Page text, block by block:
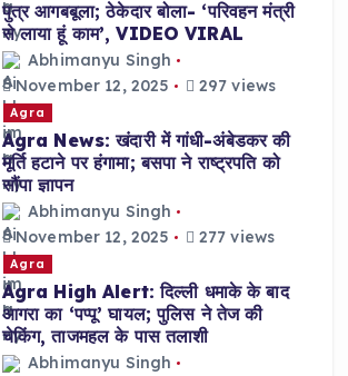
पुत्र आगबबूला; ठेकेदार बोला- ‘परिवहन मंत्री
से लाया हूं काम’, VIDEO VIRAL
Abhimanyu Singh
November 12, 2025
297 views
Agra
Agra News: खंदारी में गांधी-अंबेडकर की
मूर्ति हटाने पर हंगामा; बसपा ने राष्ट्रपति को
सौंपा ज्ञापन
Abhimanyu Singh
November 12, 2025
277 views
Agra
Agra High Alert: दिल्ली धमाके के बाद
आगरा का ‘पप्पू’ घायल; पुलिस ने तेज की
चेकिंग, ताजमहल के पास तलाशी
Abhimanyu Singh